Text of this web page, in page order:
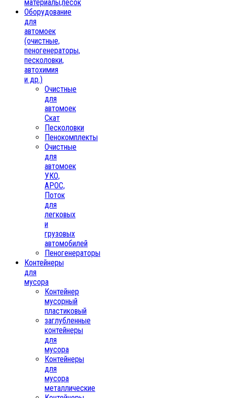
материалы,песок
Oборудование
для
автомоек
(очистные,
пеногенераторы,
песколовки,
автохимия
и др.)
Очистные
для
автомоек
Скат
Песколовки
Пенокомплекты
Очистные
для
автомоек
УКО,
АРОС,
Поток
для
легковых
и
грузовых
автомобилей
Пеногенераторы
Контейнеры
для
мусора
Контейнер
мусорный
пластиковый
заглубленные
контейнеры
для
мусора
Контейнеры
для
мусора
металлические